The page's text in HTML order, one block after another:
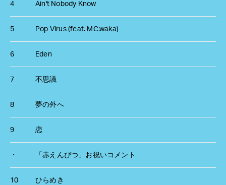
4 Ain't Nobody Know
5 Pop Virus (feat. MC.waka)
6 Eden
7 不思議
8 夢の外へ
9 恋
・ 「赤えんぴつ」お祝いコメント
10 ひらめき